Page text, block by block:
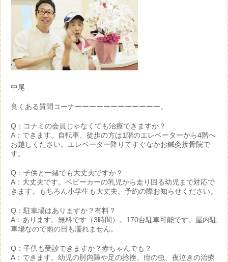
中尾
良くある質問コーナーーーーーーーーーーーー。
Q：コナミの会員じゃなくても治療できますか？
A：できます。自転車、徒歩の方は1階のエレベーターから4階へ
お越しください。エレベーター降りてすぐなかお鍼灸接骨院で
す。
Q：子供と一緒でも大丈夫ですか？
A：大丈夫です。ベビーカーの乳児から走り回る幼児まで対応で
きます。もちろん小学生も大丈夫。予約の際お知らせください。
Q：駐車場はありますか？有料？
A：あります。無料です（3時間）。170台駐車可能です。屋内駐
車場なので雨の日も濡れません。
Q：子供も受診できますか？赤ちゃんでも？
A：できます。幼児の肘内障や足の捻挫、疳の虫、夜泣きの治療